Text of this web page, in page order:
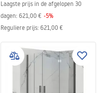
Laagste prijs in de afgelopen 30
dagen: 621,00 € -5%
Reguliere prijs: 621,00 €